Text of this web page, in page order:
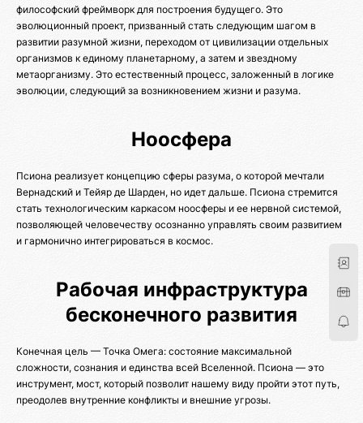
философский фреймворк для построения будущего. Это
эволюционный проект, призванный стать следующим шагом в
развитии разумной жизни, переходом от цивилизации отдельных
организмов к единому планетарному, а затем и звездному
метаорганизму. Это естественный процесс, заложенный в логике
эволюции, следующий за возникновением жизни и разума.
Ноосфера
Псиона реализует концепцию сферы разума, о которой мечтали
Вернадский и Тейяр де Шарден, но идет дальше. Псиона стремится
стать технологическим каркасом ноосферы и ее нервной системой,
позволяющей человечеству осознанно управлять своим развитием
и гармонично интегрироваться в космос.
Рабочая инфраструктура
бесконечного развития
Конечная цель — Точка Омега: состояние максимальной
сложности, сознания и единства всей Вселенной. Псиона — это
инструмент, мост, который позволит нашему виду пройти этот путь,
преодолев внутренние конфликты и внешние угрозы.